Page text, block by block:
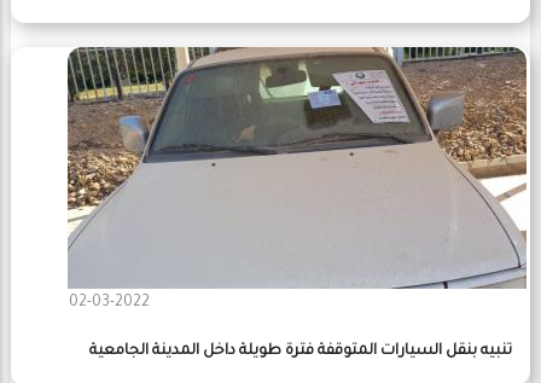
02-03-2022
تنبيه بنقل السيارات المتوقفة فترة طويلة داخل المدينة الجامعية